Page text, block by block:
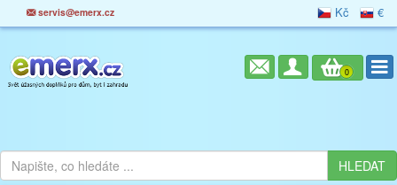
servis@emerx.cz Kč €
0